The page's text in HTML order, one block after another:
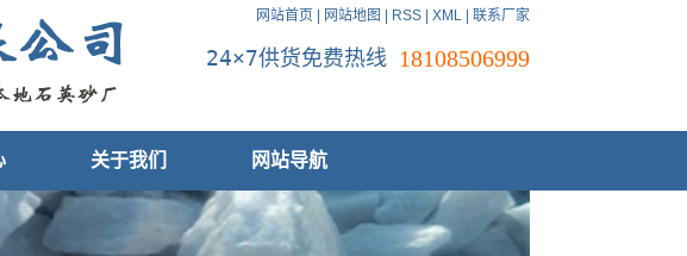
网站首页 网站地图 RSS XML 联系厂家
18108506999
24×7供货免费热线
关于我们 网站导航